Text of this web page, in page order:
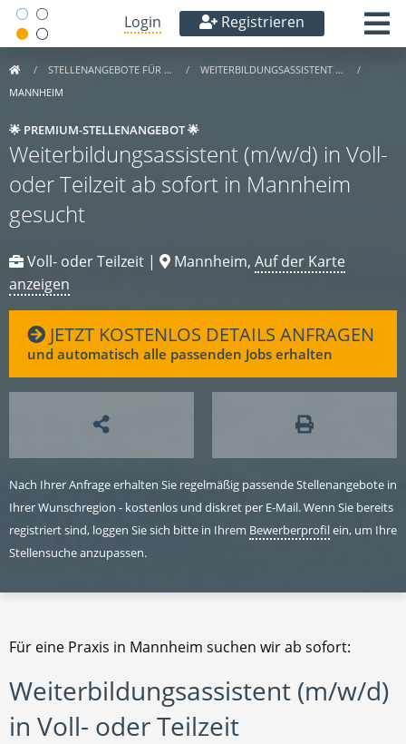
Login Registrieren
STELLENANGEBOTE FÜR …
WEITERBILDUNGSASSISTENT …
MANNHEIM
🌟 PREMIUM-STELLENANGEBOT 🌟
Weiterbildungsassistent (m/w/d) in Voll-
oder Teilzeit ab sofort in Mannheim
gesucht
Voll- oder Teilzeit | Mannheim, Auf der Karte
anzeigen
JETZT KOSTENLOS DETAILS ANFRAGEN
und automatisch alle passenden Jobs erhalten
Nach Ihrer Anfrage erhalten Sie regelmäßig passende Stellenangebote in
Ihrer Wunschregion - kostenlos und diskret per E-Mail. Wenn Sie bereits
registriert sind, loggen Sie sich bitte in Ihrem Bewerberprofilein, um Ihre
Stellensuche anzupassen.
Für eine Praxis in Mannheim suchen wir ab sofort:
Weiterbildungsassistent (m/w/d)
in Voll- oder Teilzeit